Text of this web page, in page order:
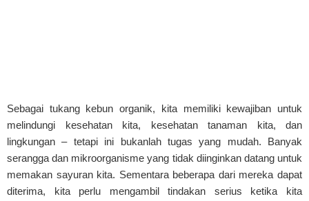
Sebagai tukang kebun organik, kita memiliki kewajiban untuk
melindungi kesehatan kita, kesehatan tanaman kita, dan
lingkungan – tetapi ini bukanlah tugas yang mudah. Banyak
serangga dan mikroorganisme yang tidak diinginkan datang untuk
memakan sayuran kita. Sementara beberapa dari mereka dapat
diterima, kita perlu mengambil tindakan serius ketika kita